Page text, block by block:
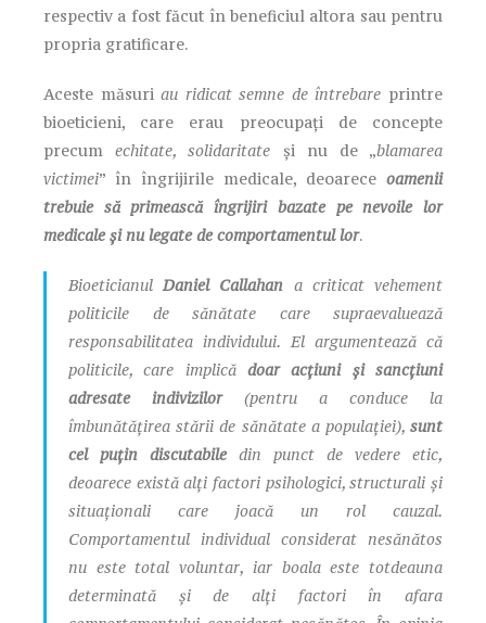
respectiv a fost făcut în beneficiul altora sau pentru
propria gratificare.
Aceste măsuriau ridicat semne de întrebare printre
bioeticieni, care erau preocupați de concepte
precumechitate, solidaritate și nu de „blamarea
victimei” în îngrijirile medicale, deoarece oamenii
trebuie să primească îngrijiri bazate pe nevoile lor
medicale și nu legate de comportamentul lor.
BioeticianulDaniel Callahan a criticat vehement
politicile de sănătate care supraevaluează
responsabilitatea individului. El argumentează că
politicile, care implică doar acțiuni și sancțiuni
adresate indivizilor(pentru a conduce la
îmbunătățirea stării de sănătate a populației), sunt
cel puțin discutabiledin punct de vedere etic,
deoarece există alți factori psihologici, structurali și
situaționali care joacă un rol cauzal.
Comportamentul individual considerat nesănătos
nu este total voluntar, iar boala este totdeauna
determinată și de alți factori în afara